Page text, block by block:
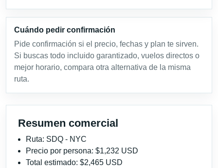
Cuándo pedir confirmación
Pide confirmación si el precio, fechas y plan te sirven.
Si buscas todo incluido garantizado, vuelos directos o
mejor horario, compara otra alternativa de la misma
ruta.
Resumen comercial
Ruta: SDQ - NYC
Precio por persona: $1,232 USD
Total estimado: $2,465 USD